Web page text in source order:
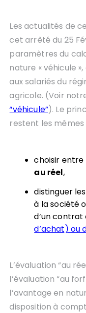
Les actualités de
cet arrêté du 25
paramètres du
nature « véhicule
aux salariés du
agricole. (Voir
“véhicule”). Le
restent les mêmes
choisir entre
au réel,
distinguer
à la société
d’un contrat
d’achat) ou
L’évaluation “au
l’évaluation “au
l’avantage en
disposition à